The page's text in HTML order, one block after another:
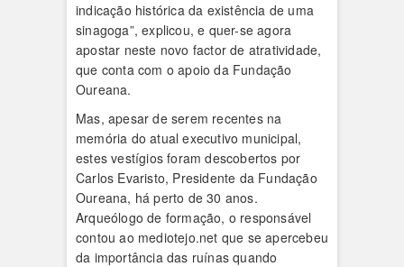
indicação histórica da existência de uma
sinagoga”, explicou, e quer-se agora
apostar neste novo factor de atratividade,
que conta com o apoio da Fundação
Oureana.
Mas, apesar de serem recentes na
memória do atual executivo municipal,
estes vestígios foram descobertos por
Carlos Evaristo, Presidente da Fundação
Oureana, há perto de 30 anos.
Arqueólogo de formação, o responsável
contou ao mediotejo.net que se apercebeu
da importância das ruínas quando